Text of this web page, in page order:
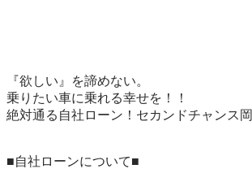
『欲しい』を諦めない。
乗りたい車に乗れる幸せを！！
絶対通る自社ローン！セカンドチャンス
■自社ローンについて■